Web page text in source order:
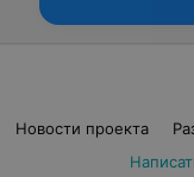
Новости проекта